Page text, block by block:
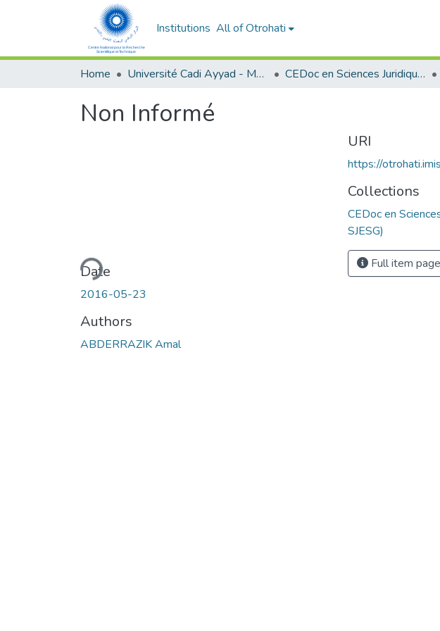
Institutions All of Otrohati
Home Université Cadi Ayyad - Marrakech CEDoc en Sciences Juridiques, Economiques, Sociales et de Gestion (CED - SJESG)
Non Informé
Loading...
Date
2016-05-23
Authors
ABDERRAZIK Amal
URI
https://
Collections
CEDoc en
SJESG)
Full item page